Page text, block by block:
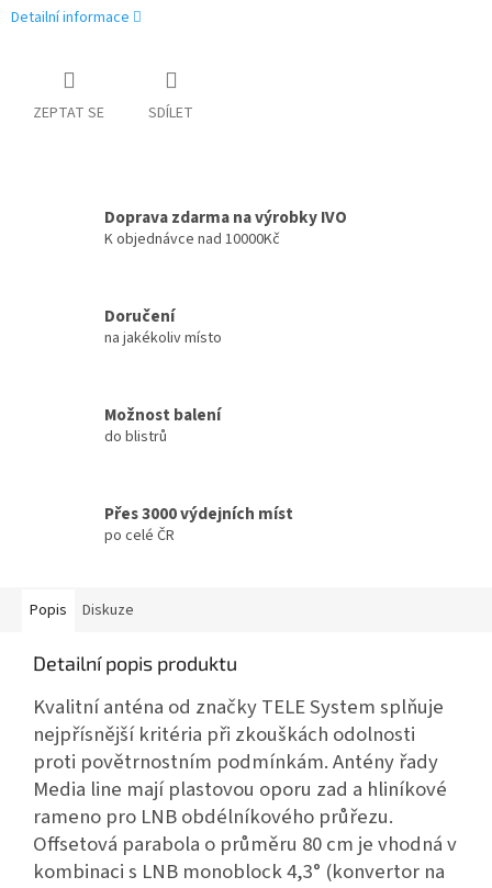
Detailní informace
ZEPTAT SE SDÍLET
Doprava zdarma na výrobky IVO
K objednávce nad 10000Kč
Doručení
na jakékoliv místo
Možnost balení
do blistrů
Přes 3000 výdejních míst
po celé ČR
Popis Diskuze
Detailní popis produktu
Kvalitní anténa od značky TELE System splňuje
nejpřísnější kritéria při zkouškách odolnosti
proti povětrnostním podmínkám. Antény řady
Media line mají plastovou oporu zad a hliníkové
rameno pro LNB obdélníkového průřezu.
Offsetová parabola o průměru 80 cm je vhodná v
kombinaci s LNB monoblock 4,3° (konvertor na